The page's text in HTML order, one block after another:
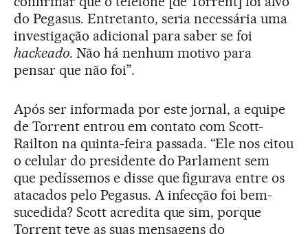
do Pegasus. Entretanto, seria necessária uma
investigação adicional para saber se foi
hackeado. Não há nenhum motivo para
pensar que não foi”.
Após ser informada por este jornal, a equipe
de Torrent entrou em contato com Scott-
Railton na quinta-feira passada. “Ele nos citou
o celular do presidente do Parlament sem
que pedíssemos e disse que figurava entre os
atacados pelo Pegasus. A infecção foi bem-
sucedida? Scott acredita que sim, porque
Torrent teve as suas mensagens do